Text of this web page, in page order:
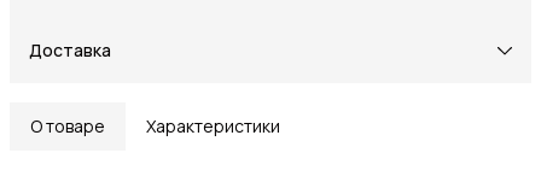
Доставка
О товаре Характеристики